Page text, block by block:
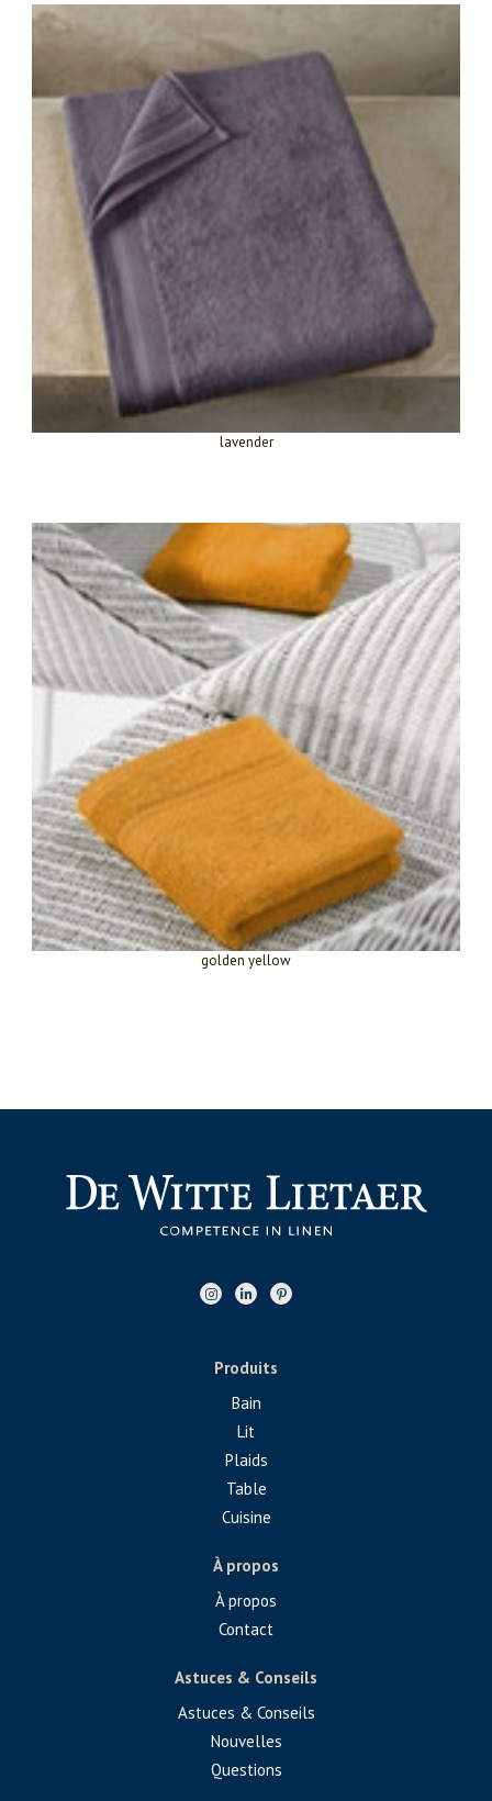
lavender
golden yellow
Produits
Bain
Lit
Plaids
Table
Cuisine
À propos
À propos
Contact
Astuces & Conseils
Astuces & Conseils
Nouvelles
Questions